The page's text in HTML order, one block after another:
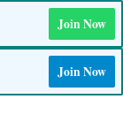
Join Now
Join Now